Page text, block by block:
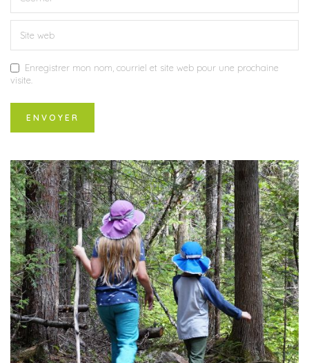
Enregistrer mon nom, courriel et site web pour une prochaine
visite.